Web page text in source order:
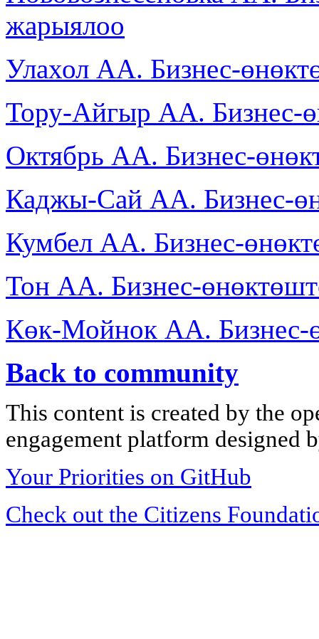
жарыялоо
Улахол АА. Бизнес-
Тору-Айгыр АА. Бизнес-
Октябрь АА. Бизнес-
Каджы-Сай АА. Бизнес-
Кумбел АА. Бизнес-
Тон АА. Бизнес-
Көк-Мойнок АА. Бизнес-
Back to community
This content is created by the
engagement platform designed
Your Priorities on GitHub
Check out the Citizens